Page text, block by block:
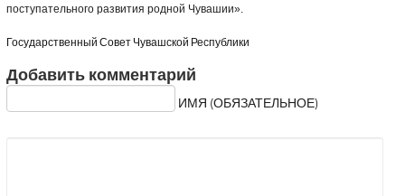
поступательного развития родной Чувашии».
Государственный Совет Чувашской Республики
Добавить комментарий
ИМЯ (ОБЯЗАТЕЛЬНОЕ)